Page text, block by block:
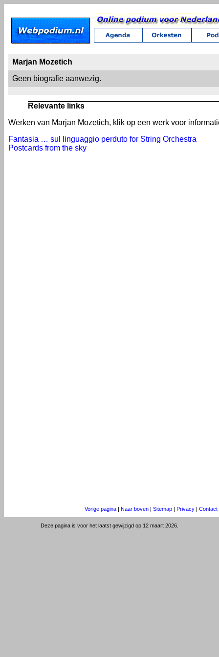
Marjan Mozetich
Geen biografie aanwezig.
Relevante links
Werken van Marjan Mozetich, klik op een werk voor
Fantasia … sul linguaggio perduto for String Orchestra
Postcards from the sky
Vorige pagina | Naar boven | Sitemap | Privacy | Contact
Deze pagina is voor het laatst gewijzigd op 12 maart 2026.